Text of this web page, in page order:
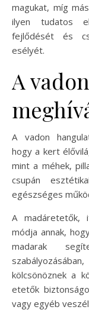
magukat, míg
ilyen tudatos
fejlődését és
esélyét.
A
A vadon
hogy a kert
mint a méhek,
csupán
egészséges
A madáretetők,
módja annak,
madarak
kölcsönöznek a
etetők
vagy egyéb